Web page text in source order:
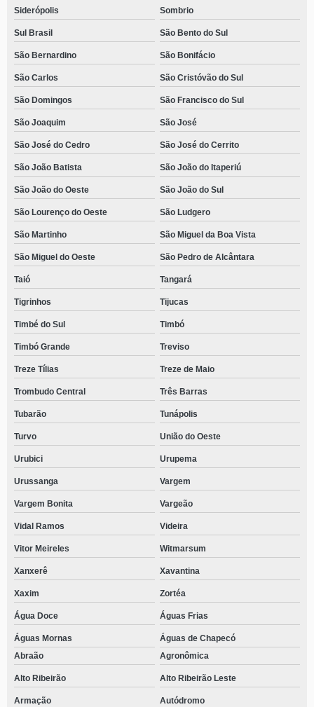
Siderópolis Sombrio
Sul Brasil São Bento do Sul
São Bernardino São Bonifácio
São Carlos São Cristóvão do Sul
São Domingos São Francisco do Sul
São Joaquim São José
São José do Cedro São José do Cerrito
São João Batista São João do Itaperiú
São João do Oeste São João do Sul
São Lourenço do Oeste São Ludgero
São Martinho São Miguel da Boa Vista
São Miguel do Oeste São Pedro de Alcântara
Taió Tangará
Tigrinhos Tijucas
Timbé do Sul Timbó
Timbó Grande Treviso
Treze Tílias Treze de Maio
Trombudo Central Três Barras
Tubarão Tunápolis
Turvo União do Oeste
Urubici Urupema
Urussanga Vargem
Vargem Bonita Vargeão
Vidal Ramos Videira
Vitor Meireles Witmarsum
Xanxerê Xavantina
Xaxim Zortéa
Água Doce Águas Frias
Águas Mornas
Águas de Chapecó
Abraão
Agronômica
Alto Ribeirão Alto Ribeirão Leste
Armação Autódromo